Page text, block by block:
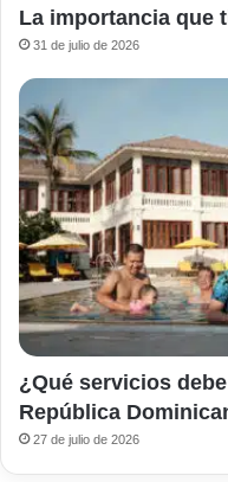
La importancia que
31 de julio de 2026
¿Qué servicios
República
27 de julio de 2026